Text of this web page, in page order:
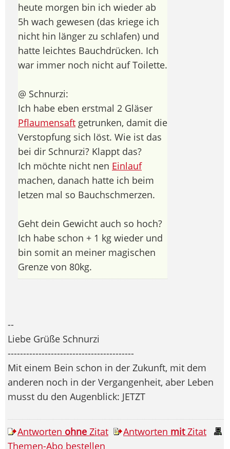
heute morgen bin ich wieder ab
5h wach gewesen (das kriege ich
nicht hin länger zu schlafen) und
hatte leichtes Bauchdrücken. Ich
war immer noch nicht auf Toilette.
@ Schnurzi:
Ich habe eben erstmal 2 Gläser
Pflaumensaft getrunken, damit die
Verstopfung sich löst. Wie ist das
bei dir Schnurzi? Klappt das?
Ich möchte nicht nen Einlauf
machen, danach hatte ich beim
letzen mal so Bauchschmerzen.
Geht dein Gewicht auch so hoch?
Ich habe schon + 1 kg wieder und
bin somit an meiner magischen
Grenze von 80kg.
--
Liebe Grüße Schnurzi
-----------------------------------------
Mit einem Bein schon in der Zukunft, mit dem
anderen noch in der Vergangenheit, aber Leben
musst du den Augenblick: JETZT
Antworten ohne Zitat Antworten mitZitat
Themen-Abo bestellen